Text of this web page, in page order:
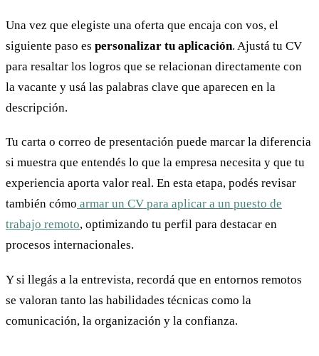
Una vez que elegiste una oferta que encaja con vos, el
siguiente paso es personalizar tu aplicación. Ajustá tu CV
para resaltar los logros que se relacionan directamente con
la vacante y usá las palabras clave que aparecen en la
descripción.
Tu carta o correo de presentación puede marcar la diferencia
si muestra que entendés lo que la empresa necesita y que tu
experiencia aporta valor real. En esta etapa, podés revisar
también cómo armar un CV para aplicar a un puesto de
trabajo remoto, optimizando tu perfil para destacar en
procesos internacionales.
Y si llegás a la entrevista, recordá que en entornos remotos
se valoran tanto las habilidades técnicas como la
comunicación, la organización y la confianza.